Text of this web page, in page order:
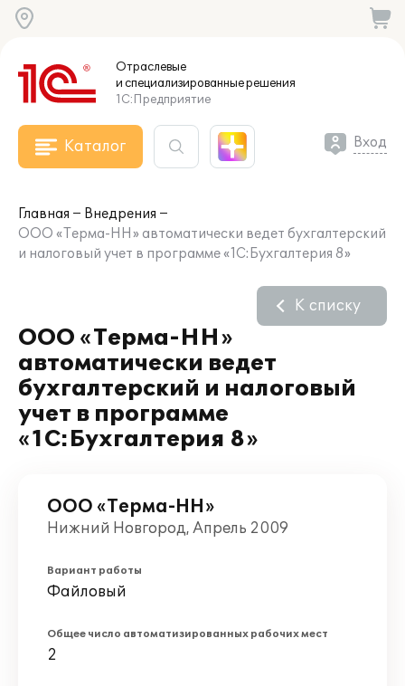
Отраслевые
и специализированныерешения
1С:Предприятие
Каталог Вход
Главная
Внедрения
ООО «Терма-НН» автоматически ведет бухгалтерский
и налоговый учет в программе «1С:Бухгалтерия 8»
ООО «Терма-НН»
автоматически ведет
бухгалтерский и налоговый
учет в программе
«1С:Бухгалтерия 8»
К списку
ООО «Терма-НН»
Нижний Новгород, Апрель 2009
Вариант работы
Файловый
Общее число автоматизированных рабочих мест
2